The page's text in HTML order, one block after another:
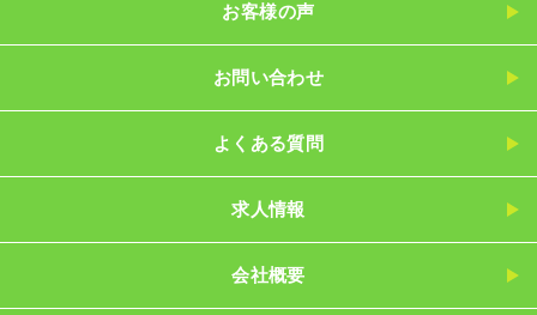
お客様の声
お問い合わせ
よくある質問
求人情報
会社概要